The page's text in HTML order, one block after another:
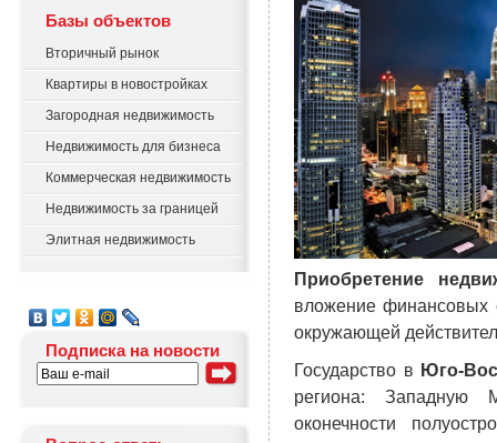
Базы объектов
Вторичный рынок
Квартиры в новостройках
Загородная недвижимость
Недвижимость для бизнеса
Коммерческая недвижимость
Недвижимость за границей
Элитная недвижимость
Подписка на новости
Приобретение
вложение финансовых
окружающей
Государство в Юго-
региона: Западную
оконечности